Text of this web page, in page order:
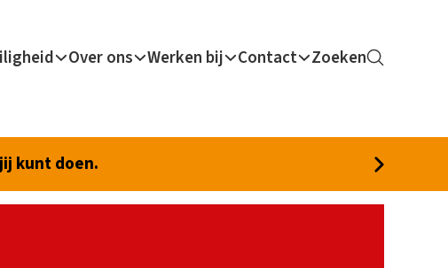
Over ons Werken bij Contact Zoeken
kunt doen.